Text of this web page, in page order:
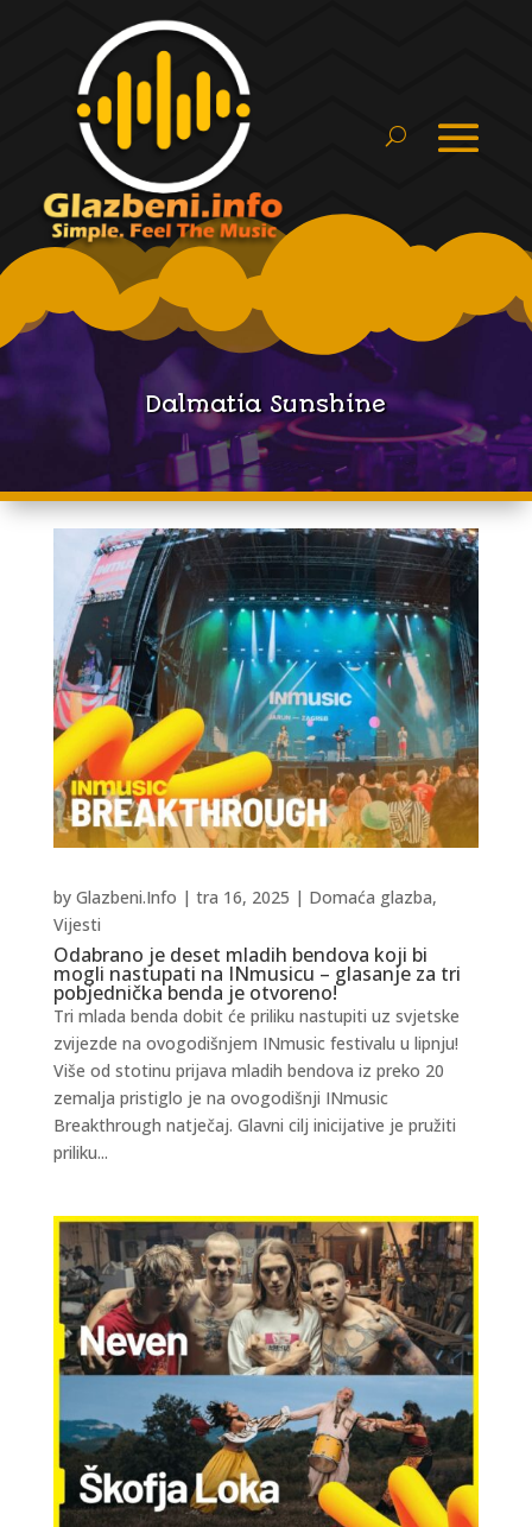
Dalmatia Sunshine
Odabrano je deset mladih bendova koji bi
mogli nastupati na INmusicu – glasanje za tri
pobjednička benda je otvoreno!
by Glazbeni.Info | tra 16, 2025 | Domaća glazba,
Vijesti
Tri mlada benda dobit će priliku nastupiti uz svjetske
zvijezde na ovogodišnjem INmusic festivalu u lipnju!
Više od stotinu prijava mladih bendova iz preko 20
zemalja pristiglo je na ovogodišnji INmusic
Breakthrough natječaj. Glavni cilj inicijative je pružiti
priliku...